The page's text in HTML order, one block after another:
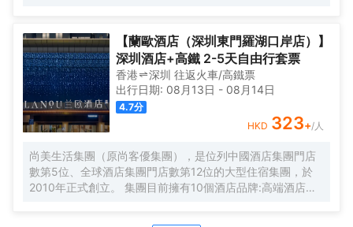
技帶來的便捷。-舒適享受:24小時熱水即開即熱，無需等
待，為您洗去一身疲憊。-影音娛樂:部分房間配備高清投影
儀，打造私人影院，享受震撼視聽盛宴。-貼心服務:酒店設有
洗衣房，並提供烘乾服務，解決您的洗衣煩惱，讓旅途更加
輕鬆自在。歡橙酒店是您商務出行、休閒度假的理想之選。
期待您的光臨！温馨提示，圖片僅供參考，無法涵蓋所有房
型，詳細的實物照片請諮詢酒店。
【蘭歐酒店（深圳東門羅湖口岸店）】
深圳酒店+高鐵 2-5天自由行套票
香港 深圳 往返火車/高鐵票
出行日期: 08月13日 - 08月14日
4.7分
HKD 323+/人
尚美生活集團（原尚客優集團），是位列中國酒店集團門店
數第5位、全球酒店集團門店數第12位的大型住宿集團，於
2010年正式創立。 集團目前擁有10個酒店品牌:高端酒店品